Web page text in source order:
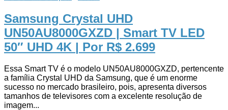
Samsung Crystal UHD
UN50AU8000GXZD | Smart TV LED
50″ UHD 4K | Por R$ 2.699
Essa Smart TV é o modelo UN50AU8000GXZD, pertencente
a família Crystal UHD da Samsung, que é um enorme
sucesso no mercado brasileiro, pois, apresenta diversos
tamanhos de televisores com a excelente resolução de
imagem...